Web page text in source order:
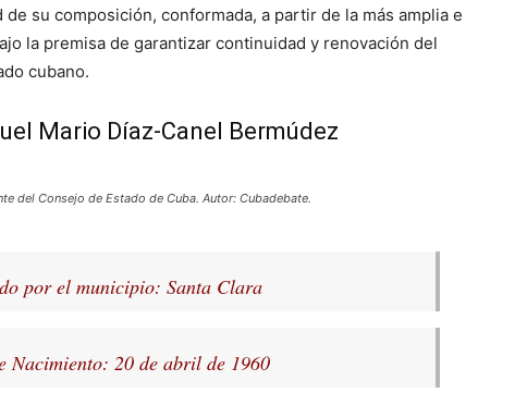
su composición, conformada, a partir de la más amplia e
la premisa de garantizar continuidad y renovación del
cubano.
Mario Díaz-Canel Bermúdez
del Consejo de Estado de Cuba. Autor: Cubadebate.
por el municipio: Santa Clara
Nacimiento: 20 de abril de 1960